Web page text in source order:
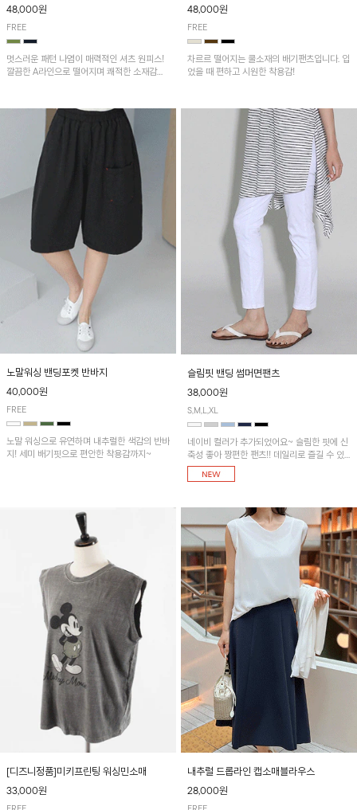
48,000원
FREE
멋스러운 패턴 나염이 매력적인 셔츠 원피스!
깔끔한 A라인으로 떨어지며 쾌적한 소재감으
48,000원
FREE
차르르 떨어지는 쿨소재의 배기팬츠입니다. 입
었을 때 편하고 시원한 착용감!
노말워싱 밴딩포켓 반바지
40,000원
FREE
노말 워싱으로 유연하며 내추럴한 색감의 반바
지! 세미 배기핏으로 편안한 착용감까지~
슬림핏 밴딩 썸머면팬츠
38,000원
S,M,L,XL
네이비 컬러가 추가되었어요~ 슬림한 핏에 신
축성 좋아 짱편한 팬츠!! 데일리로 즐길 수 있
는 기본 컬러들로 준비했어요~
[디즈니정품]미키프린팅 워싱민소매
33,000원
내추럴 드롭라인 캡소매블라우스
28,000원